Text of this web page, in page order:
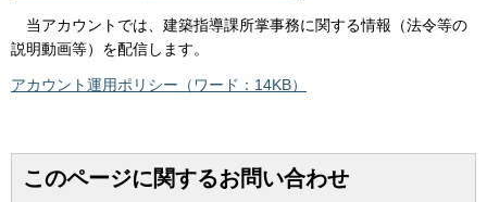
当アカウントでは、建築指導課所掌事務に関する情報（法令等の
説明動画等）を配信します。
アカウント運用ポリシー（ワード：14KB）
このページに関するお問い合わせ